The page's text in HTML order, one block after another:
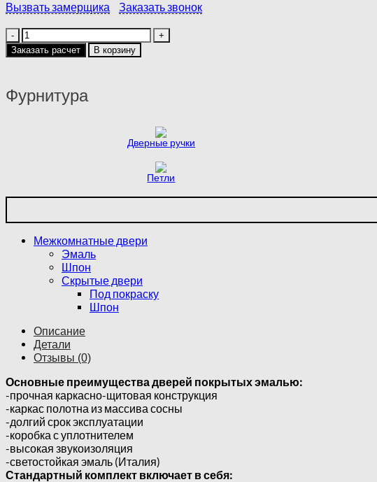
Вызвать замерщика Заказать звонок
Количество
товара
TRIVIA
|
Заказать расчет В корзину
Фурнитура
Дверные ручки
Петли
Межкомнатные двери
Эмаль
Шпон
Скрытые двери
Под покраску
Шпон
Описание
Детали
Отзывы (0)
Основные преимущества дверей покрытых эмалью:
-прочная каркасно-щитовая конструкция
-каркас полотна из массива сосны
-долгий срок эксплуатации
-коробка с уплотнителем
-высокая звукоизоляция
-светостойкая эмаль (Италия)
Стандартный комплект включает в себя: